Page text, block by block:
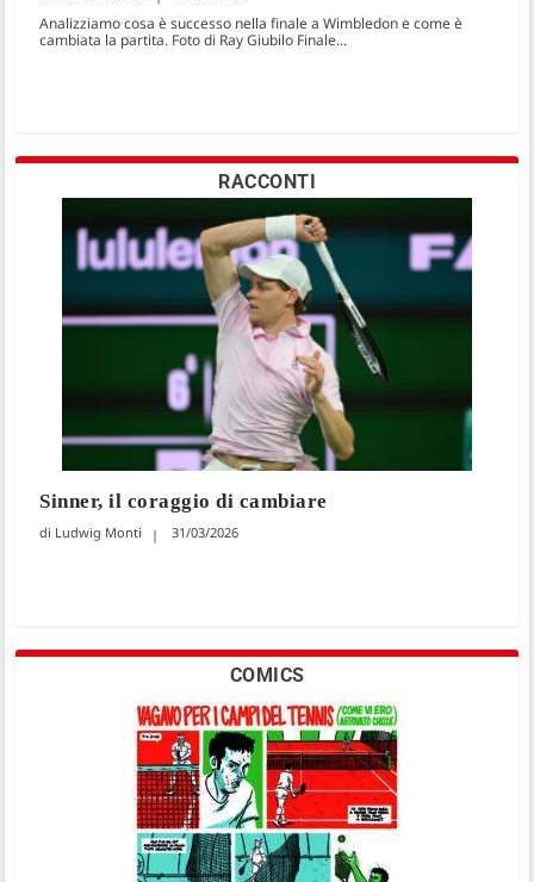
Analizziamo cosa è successo nella finale a Wimbledon e come è
cambiata la partita. Foto di Ray Giubilo Finale...
RACCONTI
Sinner, il coraggio di cambiare
Ludwig Monti 31/03/2026
COMICS